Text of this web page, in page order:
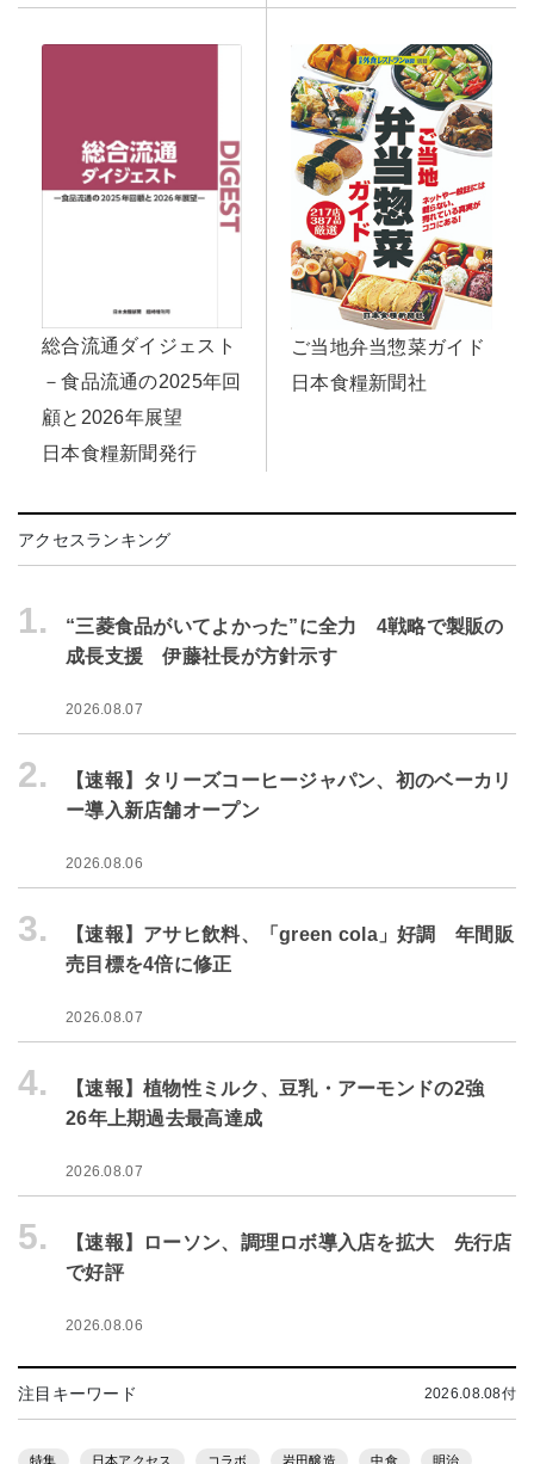
総合流通ダイジェスト
－食品流通の2025年回
顧と2026年展望
日本食糧新聞発行
ご当地弁当惣菜ガイド
日本食糧新聞社
アクセスランキング
1.
“三菱食品がいてよかった”に全力 4戦略で製販の
成長支援 伊藤社長が方針示す
2026.08.07
2.
【速報】タリーズコーヒージャパン、初のベーカリ
ー導入新店舗オープン
2026.08.06
3.
【速報】アサヒ飲料、「green cola」好調 年間販
売目標を4倍に修正
2026.08.07
4.
【速報】植物性ミルク、豆乳・アーモンドの2強
26年上期過去最高達成
2026.08.07
5.
【速報】ローソン、調理ロボ導入店を拡大 先行店
で好評
2026.08.06
注目キーワード 2026.08.08付
特集 日本アクセス コラボ 岩田醸造 中食 明治